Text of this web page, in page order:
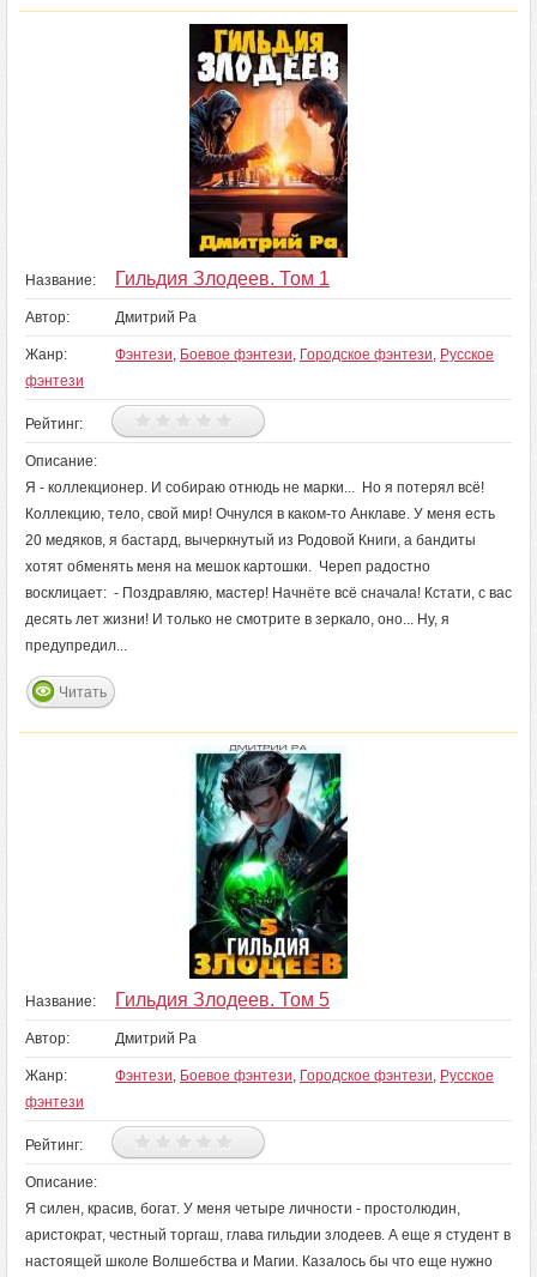
Название: Гильдия Злодеев. Том 1
Автор: Дмитрий Ра
Жанр: Фэнтези, Боевое фэнтези, Городское фэнтези, Русское
фэнтези
Рейтинг:
Описание:
Я - коллекционер. И собираю отнюдь не марки... Но я потерял всё!
Коллекцию, тело, свой мир! Очнулся в каком-то Анклаве. У меня есть
20 медяков, я бастард, вычеркнутый из Родовой Книги, а бандиты
хотят обменять меня на мешок картошки. Череп радостно
восклицает: - Поздравляю, мастер! Начнёте всё сначала! Кстати, с вас
десять лет жизни! И только не смотрите в зеркало, оно... Ну, я
предупредил...
Читать
Название: Гильдия Злодеев. Том 5
Автор: Дмитрий Ра
Жанр: Фэнтези, Боевое фэнтези, Городское фэнтези, Русское
фэнтези
Рейтинг:
Описание:
Я силен, красив, богат. У меня четыре личности - простолюдин,
аристократ, честный торгаш, глава гильдии злодеев. А еще я студент в
настоящей школе Волшебства и Магии. Казалось бы что еще нужно